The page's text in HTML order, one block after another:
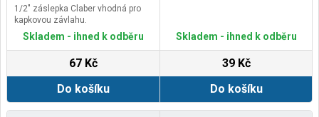
1/2" záslepka Claber vhodná pro
kapkovou závlahu.
Skladem - ihned k odběru
67 Kč
Do košíku
Skladem - ihned k odběru
39 Kč
Do košíku